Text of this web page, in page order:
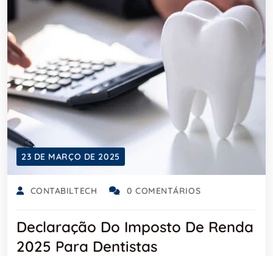
23 DE MARÇO DE 2025
CONTABILTECH 0 COMENTÁRIOS
Declaração Do Imposto De Renda
2025 Para Dentistas